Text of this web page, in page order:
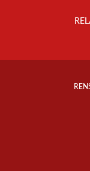
Footer